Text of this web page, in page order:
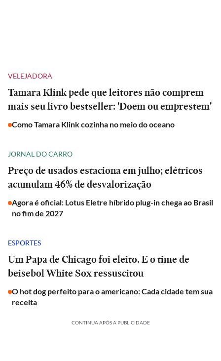
VELEJADORA
Tamara Klink pede que leitores não comprem
mais seu livro bestseller: 'Doem ou emprestem'
Como Tamara Klink cozinha no meio do oceano
JORNAL DO CARRO
Preço de usados estaciona em julho; elétricos
acumulam 46% de desvalorização
Agora é oficial: Lotus Eletre híbrido plug-in chega ao Brasil
no fim de 2027
ESPORTES
Um Papa de Chicago foi eleito. E o time de
beisebol White Sox ressuscitou
O hot dog perfeito para o americano: Cada cidade tem sua
receita
CONTINUA APÓS A PUBLICIDADE